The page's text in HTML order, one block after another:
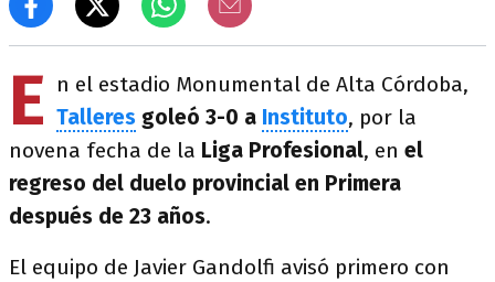
E
n el estadio Monumental de Alta Córdoba,
Talleres goleó 3-0 a Instituto, por la
novena fecha de la Liga Profesional, en el
regreso del duelo provincial en Primera
después de 23 años.
El equipo de Javier Gandolfi avisó primero con